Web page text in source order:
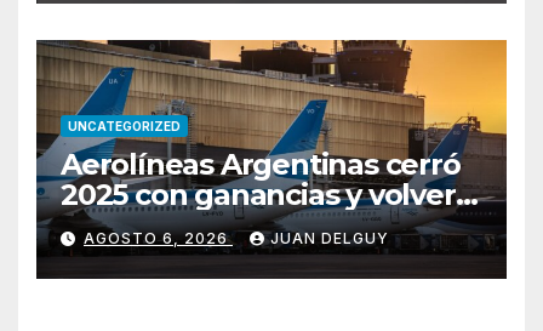
UNCATEGORIZED
Aerolíneas Argentinas cerró
2025 con ganancias y volverá
a pagar impuesto a las
ganancias
AGOSTO 6, 2026 JUAN DELGUY